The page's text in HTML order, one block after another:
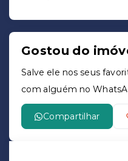
Gostou do
Salve ele nos seus
com alguém no
Compartilhar